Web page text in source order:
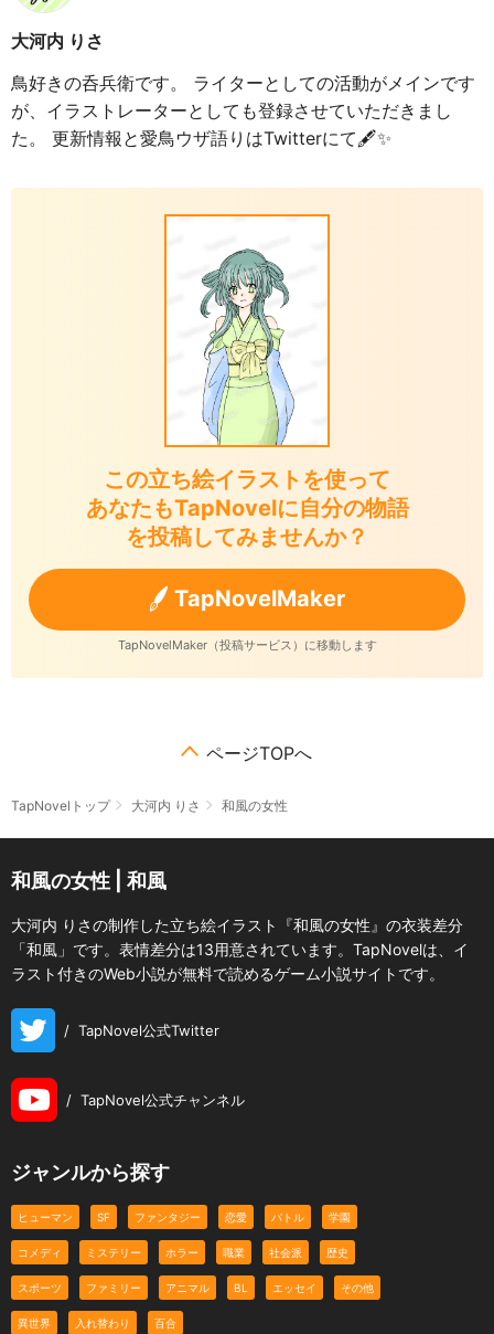
大河内 りさ
鳥好きの呑兵衛です。 ライターとしての活動がメインです
が、イラストレーターとしても登録させていただきまし
た。 更新情報と愛鳥ウザ語りはTwitterにて🖋️✨
この立ち絵イラストを使って
あなたもTapNovelに自分の物語
を投稿してみませんか？
TapNovelMaker
TapNovelMaker（投稿サービス）に移動します
ページTOPへ
TapNovelトップ 大河内 りさ 和風の女性
和風の女性 | 和風
大河内 りさの制作した立ち絵イラスト『和風の女性』の衣装差分
「和風」です。表情差分は13用意されています。TapNovelは、イ
ラスト付きのWeb小説が無料で読めるゲーム小説サイトです。
/ TapNovel公式Twitter
/ TapNovel公式チャンネル
ジャンルから探す
ヒューマン SF ファンタジー 恋愛 バトル 学園
コメディ ミステリー ホラー 職業 社会派 歴史
スポーツ ファミリー アニマル BL エッセイ その他
異世界 入れ替わり 百合